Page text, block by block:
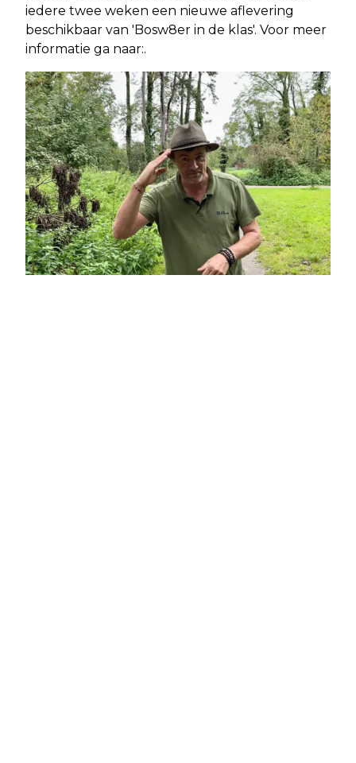
iedere twee weken een nieuwe aflevering
beschikbaar van 'Bosw8er in de klas'. Voor meer
informatie ga naar:.